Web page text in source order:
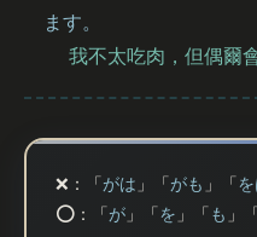
ます。
我不太吃肉，但偶爾
❌ ：「がは 」「がも 」「
⭕️ ：「が 」「を 」「 も 」「